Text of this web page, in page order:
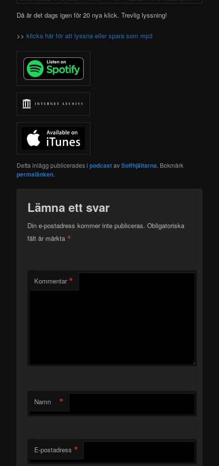
Då är det dags igen för 20 nya klick. Trevlig lyssning!
>>klicka här för att lyssna eller spara som mp3
Detta inlägg publicerades ipodcastavSoffhjältarna. Bokmärk
permalänken.
Lämna ett svar
Din e-postadress kommer inte publiceras. Obligatoriska
fält är märkta*
Kommentar *
Namn *
E-postadress *